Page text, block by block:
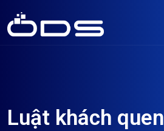
Luật khách quen